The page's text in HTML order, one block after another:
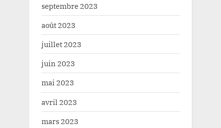
septembre 2023
août 2023
juillet 2023
juin 2023
mai 2023
avril 2023
mars 2023